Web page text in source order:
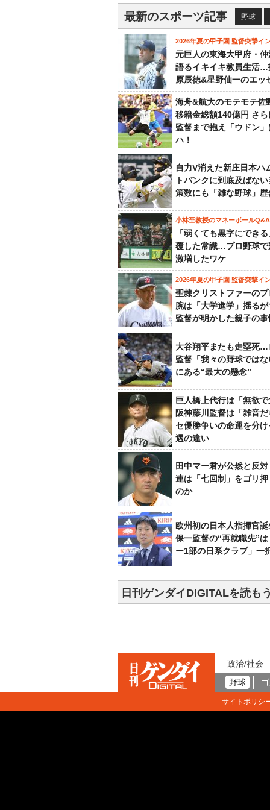
最新のスポーツ記事 野球
2026年夏の甲子園 監督突撃イ
元巨人の東海大甲府・
語るイキイキ教員生活…
原辰徳&星野仙一のエッ
海舟&航大のモテモテ佐
移籍金総額140億円 さ
監督まで抱え「ウドン
ハ！
自力V消えた新庄日本ハ
トバンクに到底及ばな
策数にも「雑な野球」歴
小林至教授のマネーボールQ&A
「弱くても黒字にでき
覆した常識…プロ野球で
激増したワケ
2026年夏の甲子園 監督突撃イ
聖隷クリストファーの
腕は「大学進学」揺る
監督が明かした親子の事
大谷翔平またも走塁死…
監督「我々の野球では
にある“最大の懸念”
巨人橋上代行は「無欲
阪神藤川監督は「雑音
セ優勝争いの命運を分
遇の違い
田中マー君が公然と反
連は「七回制」をゴリ
のか
欧州初の日本人指揮官
保一監督の“再就職先”
ー1部の日系クラブ」一
日刊ゲンダイDIGITALを読も
政治/社会
野球
サイトポリシ